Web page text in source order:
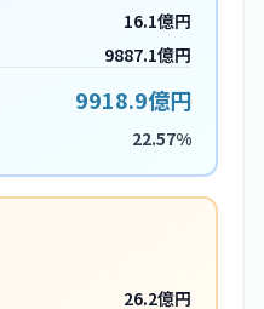
16.1億円
9887.1億円
9918.9億円
22.57%
26.2億円